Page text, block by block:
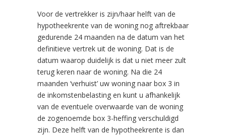
Voor de vertrekker is zijn/haar helft van de
hypotheekrente van de woning nog aftrekbaar
gedurende 24 maanden na de datum van het
definitieve vertrek uit de woning. Dat is de
datum waarop duidelijk is dat u niet meer zult
terug keren naar de woning. Na die 24
maanden ‘verhuist’ uw woning naar box 3 in
de inkomstenbelasting en kunt u afhankelijk
van de eventuele overwaarde van de woning
de zogenoemde box 3-heffing verschuldigd
zijn. Deze helft van de hypotheekrente is dan